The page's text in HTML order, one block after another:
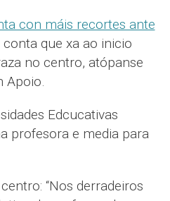
con máis recortes ante
conta que xa ao inicio
no centro, atópanse
Apoio.
Edcucativas
profesora e media para
“Nos derradeiros